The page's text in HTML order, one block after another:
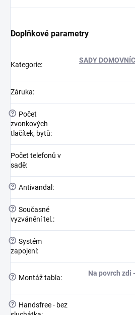
Doplňkové parametry
Kategorie:
SADY
Záruka:
?
Počet
zvonkových
tlačítek, bytů:
Počet telefonů v
sadě:
? Antivandal :
? Současné
vyzvánění tel.:
? Systém
zapojení:
? Montáž tabla:
Na povrch zdi
?
Handsfree - bez